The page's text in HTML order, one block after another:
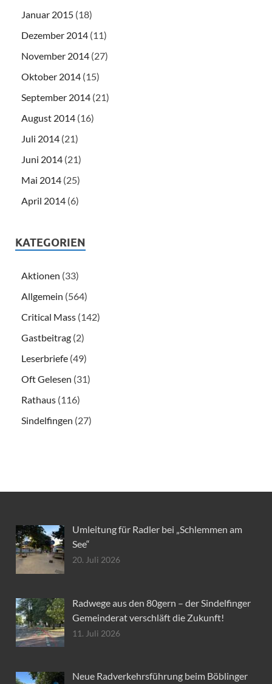
Januar 2015 (18)
Dezember 2014 (11)
November 2014 (27)
Oktober 2014 (15)
September 2014 (21)
August 2014 (16)
Juli 2014 (21)
Juni 2014 (21)
Mai 2014 (25)
April 2014 (6)
KATEGORIEN
Aktionen (33)
Allgemein (564)
Critical Mass (142)
Gastbeitrag (2)
Leserbriefe (49)
Oft Gelesen (31)
Rathaus (116)
Sindelfingen (27)
Umleitung für Radler bei „Schlemmen am
See“
20. Juli 2026
Radwege aus den 80gern – der Sindelfinger
Gemeinderat verschläft die Zukunft!
11. Juli 2026
Neue Radverkehrsführung beim Böblinger